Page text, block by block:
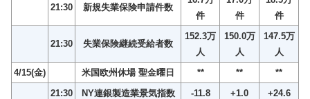
21:30 新規失業保険申請件数
件
件
件
21:30 失業保険継続受給者数
152.3万
人
150.0万
人
147.5万
人
4/15(金)
米国欧州休場 聖金曜日 ** **
**
21:30
NY連銀製造業景気指数 -11.8 +1.0
+24.6